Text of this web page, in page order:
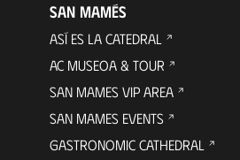
SAN MAMÉS
ASÍ ES LA CATEDRAL
AC MUSEOA & TOUR
SAN MAMES VIP AREA
SAN MAMES EVENTS
GASTRONOMIC CATHEDRAL